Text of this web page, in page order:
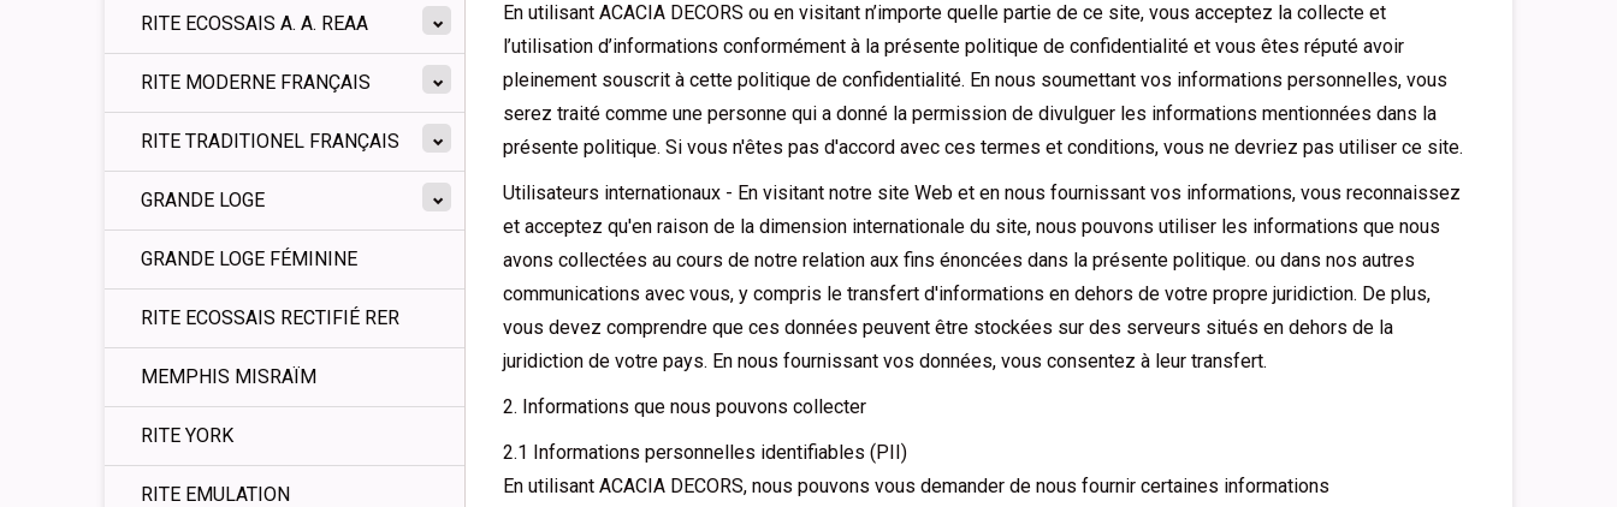
RITE ECOSSAIS A. A. REAA
RITE MODERNE FRANÇAIS
RITE TRADITIONEL FRANÇAIS
GRANDE LOGE
GRANDE LOGE FÉMININE
RITE ECOSSAIS RECTIFIÉ RER
MEMPHIS MISRAÏM
RITE YORK
RITE EMULATION
En utilisant ACACIA DECORS ou en visitant n’importe quelle partie de ce site, vous acceptez la collecte et
l’utilisation d’informations conformément à la présente politique de confidentialité et vous êtes réputé avoir
pleinement souscrit à cette politique de confidentialité. En nous soumettant vos informations personnelles, vous
serez traité comme une personne qui a donné la permission de divulguer les informations mentionnées dans la
présente politique. Si vous n'êtes pas d'accord avec ces termes et conditions, vous ne devriez pas utiliser ce site.
Utilisateurs internationaux - En visitant notre site Web et en nous fournissant vos informations, vous reconnaissez
et acceptez qu'en raison de la dimension internationale du site, nous pouvons utiliser les informations que nous
avons collectées au cours de notre relation aux fins énoncées dans la présente politique. ou dans nos autres
communications avec vous, y compris le transfert d'informations en dehors de votre propre juridiction. De plus,
vous devez comprendre que ces données peuvent être stockées sur des serveurs situés en dehors de la
juridiction de votre pays. En nous fournissant vos données, vous consentez à leur transfert.
2. Informations que nous pouvons collecter
2.1 Informations personnelles identifiables (PII)
En utilisant ACACIA DECORS, nous pouvons vous demander de nous fournir certaines informations